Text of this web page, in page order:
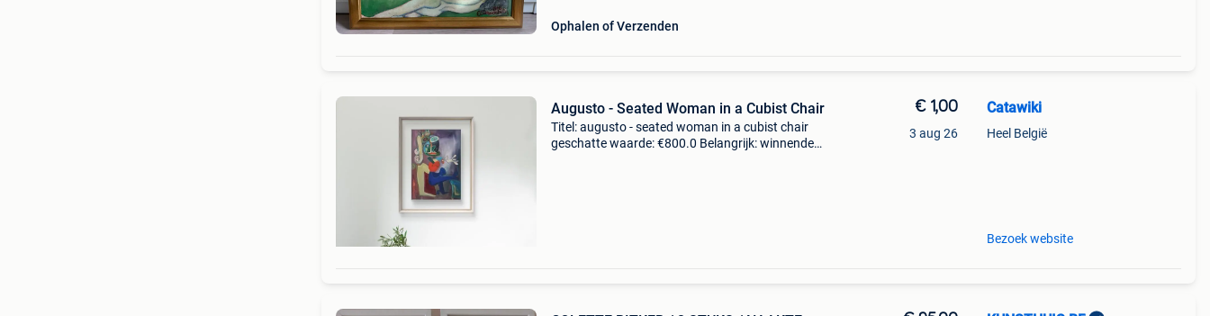
Ophalen of Verzenden
Augusto - Seated Woman in a Cubist Chair
Titel: augusto - seated woman in a cubist chair
geschatte waarde: €800.0 Belangrijk: winnende
€ 1,00
3 aug 26
Catawiki
Heel België
Bezoek website